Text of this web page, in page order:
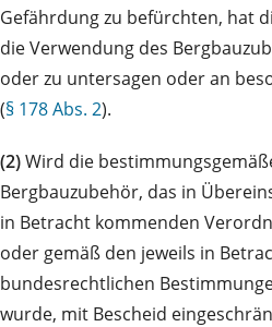
Gefährdung zu befürchten, hat
die Verwendung des
oder zu untersagen oder an
(§ 178 Abs. 2).
(2)Wird die
Bergbauzubehör, das in
in Betracht kommenden
oder gemäß den jeweils in
bundesrechtlichen
wurde, mit Bescheid